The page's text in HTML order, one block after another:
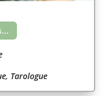
Tarologue